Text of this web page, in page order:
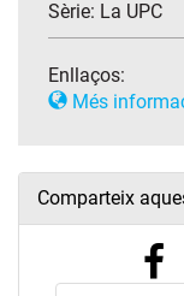
Sèrie: La UPC
Enllaços:
Més
Comparteix